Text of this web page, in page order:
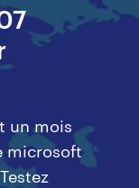
un mois
microsoft